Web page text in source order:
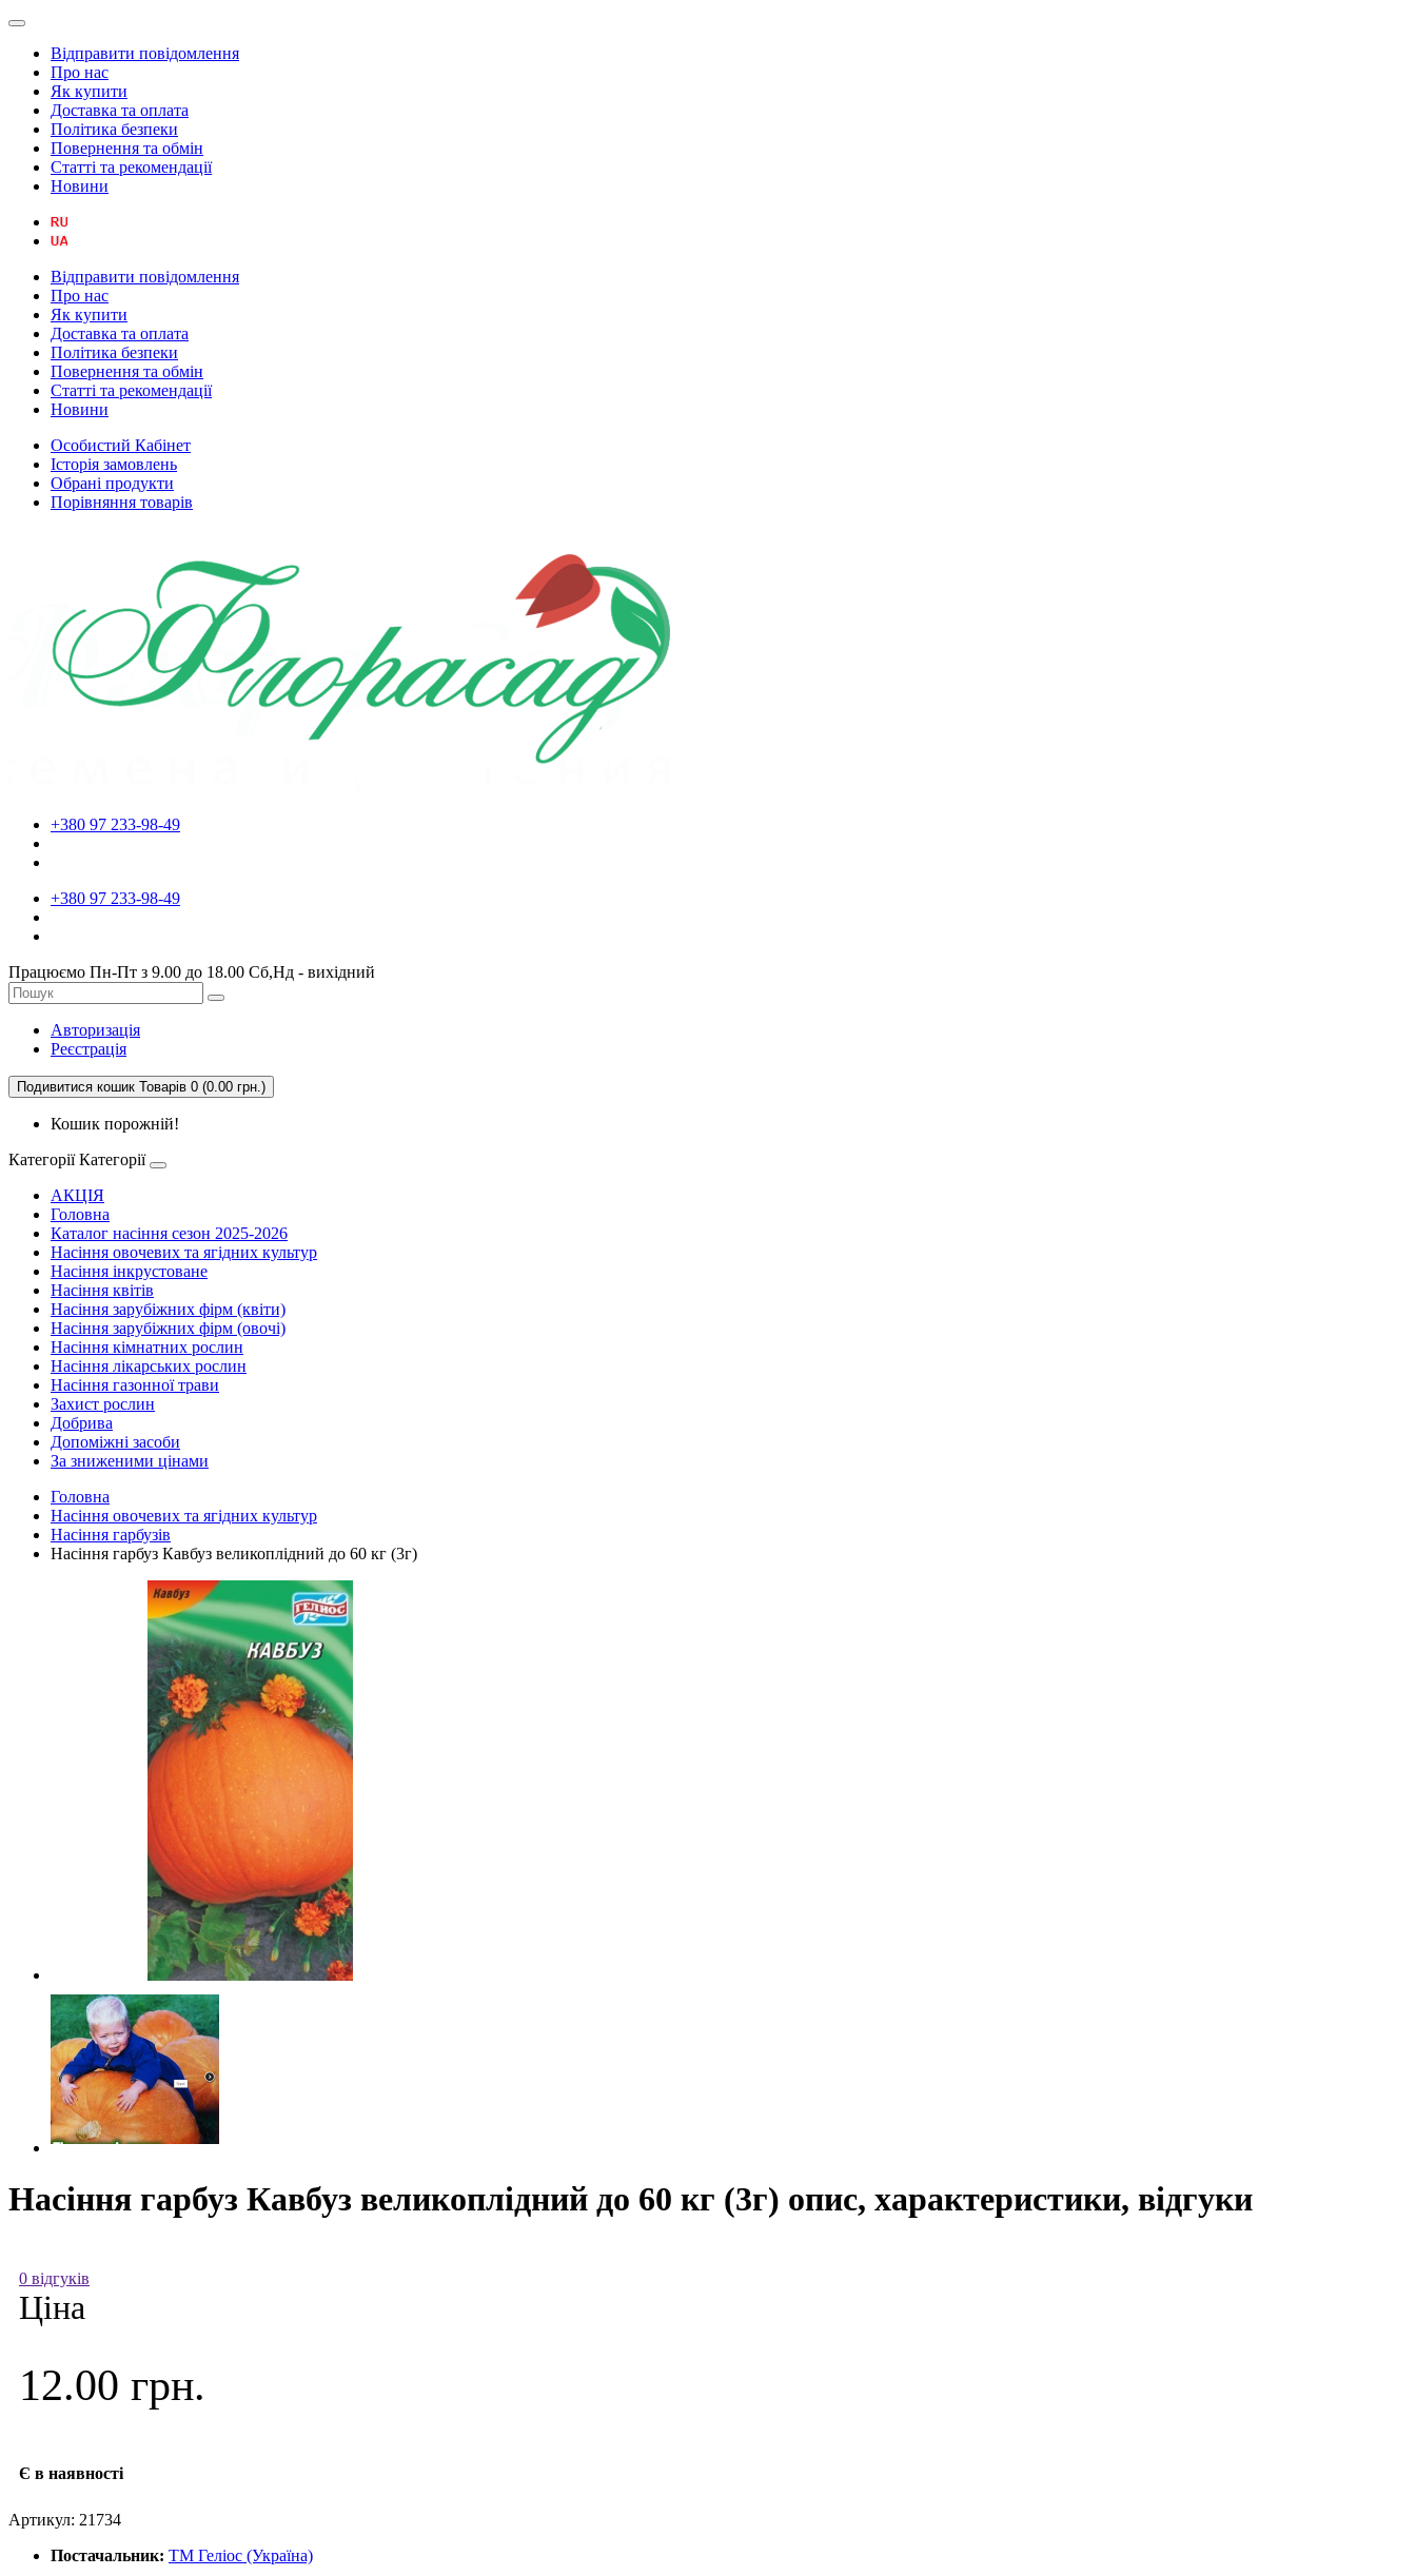
Відправити повідомлення
Про нас
Як купити
Доставка та оплата
Політика безпеки
Повернення та обмін
Статті та рекомендації
Новини
Відправити повідомлення
Про нас
Як купити
Доставка та оплата
Політика безпеки
Повернення та обмін
Статті та рекомендації
Новини
Особистий Кабінет
Історія замовлень
Обрані продукти
Порівняння товарів
+380 97 233-98-49
+380 97 233-98-49
Працюємо Пн-Пт з 9.00 до 18.00 Сб,Нд - вихідний
Авторизація
Реєстрація
Подивитися кошик Товарів 0 (0.00 грн.)
Кошик порожній!
Категорії Категорії
АКЦІЯ
Головна
Каталог насіння сезон 2025-2026
Насіння овочевих та ягідних культур
Насіння інкрустоване
Насіння квітів
Насіння зарубіжних фірм (квіти)
Насіння зарубіжних фірм (овочі)
Насіння кімнатних рослин
Насіння лікарських рослин
Насіння газонної трави
Захист рослин
Добрива
Допоміжні засоби
За зниженими цінами
Головна
Насіння овочевих та ягідних культур
Насіння гарбузів
Насіння гарбуз Кавбуз великоплідний до 60 кг (3г)
Насіння гарбуз Кавбуз великоплідний до 60 кг (3г) опис, характеристики, відгуки
0 відгуків
Ціна
12.00 грн.
Є в наявності
Артикул: 21734
Постачальник: ТМ Геліос (Україна)